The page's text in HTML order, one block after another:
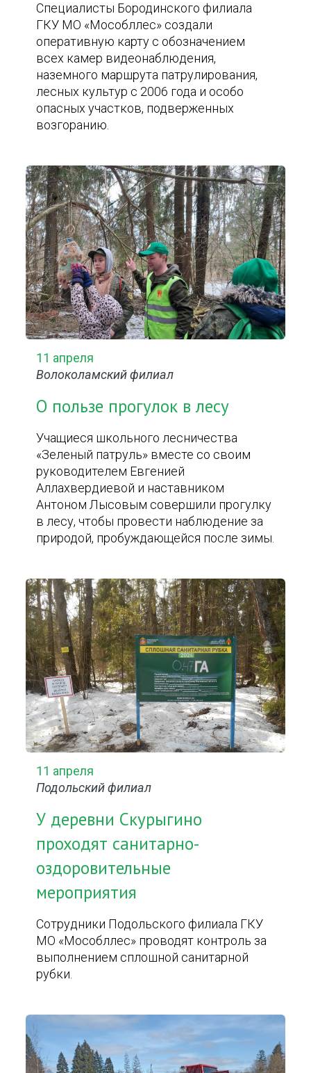
Специалисты Бородинского филиала
ГКУ МО «Мособллес» создали
оперативную карту с обозначением
всех камер видеонаблюдения,
наземного маршрута патрулирования,
лесных культур с 2006 года и особо
опасных участков, подверженных
возгоранию.
11 апреля
Волоколамский филиал
О пользе прогулок в лесу
Учащиеся школьного лесничества
«Зеленый патруль» вместе со своим
руководителем Евгенией
Аллахвердиевой и наставником
Антоном Лысовым совершили прогулку
в лесу, чтобы провести наблюдение за
природой, пробуждающейся после зимы.
11 апреля
Подольский филиал
У деревни Скурыгино
проходят санитарно-
оздоровительные
мероприятия
Сотрудники Подольского филиала ГКУ
МО «Мособллес» проводят контроль за
выполнением сплошной санитарной
рубки.